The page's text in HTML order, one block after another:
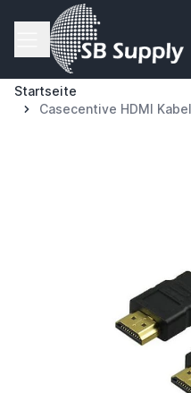
Zum Inhalt springen
Startseite
Casecentive HDMI